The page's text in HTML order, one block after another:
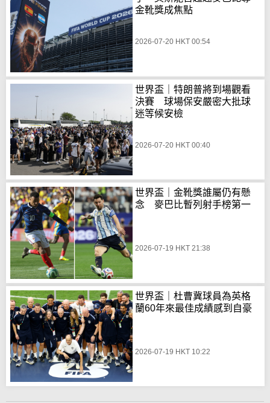
金靴獎成焦點
2026-07-20 HKT 00:54
世界盃｜特朗普將到場觀看
決賽 球場保安嚴密大批球
迷等候安檢
2026-07-20 HKT 00:40
世界盃｜金靴獎誰屬仍有懸
念 麥巴比暫列射手榜第一
2026-07-19 HKT 21:38
世界盃｜杜曹冀球員為英格
蘭60年來最佳成績感到自豪
2026-07-19 HKT 10:22